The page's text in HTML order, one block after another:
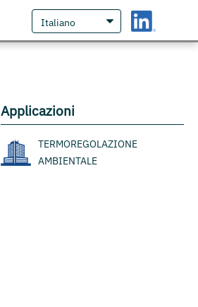
Applicazioni
TERMOREGOLAZIONE
AMBIENTALE